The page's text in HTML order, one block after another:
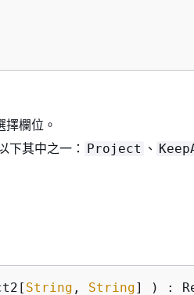
欄位。
其中之一： Project 、
String , String] ) :